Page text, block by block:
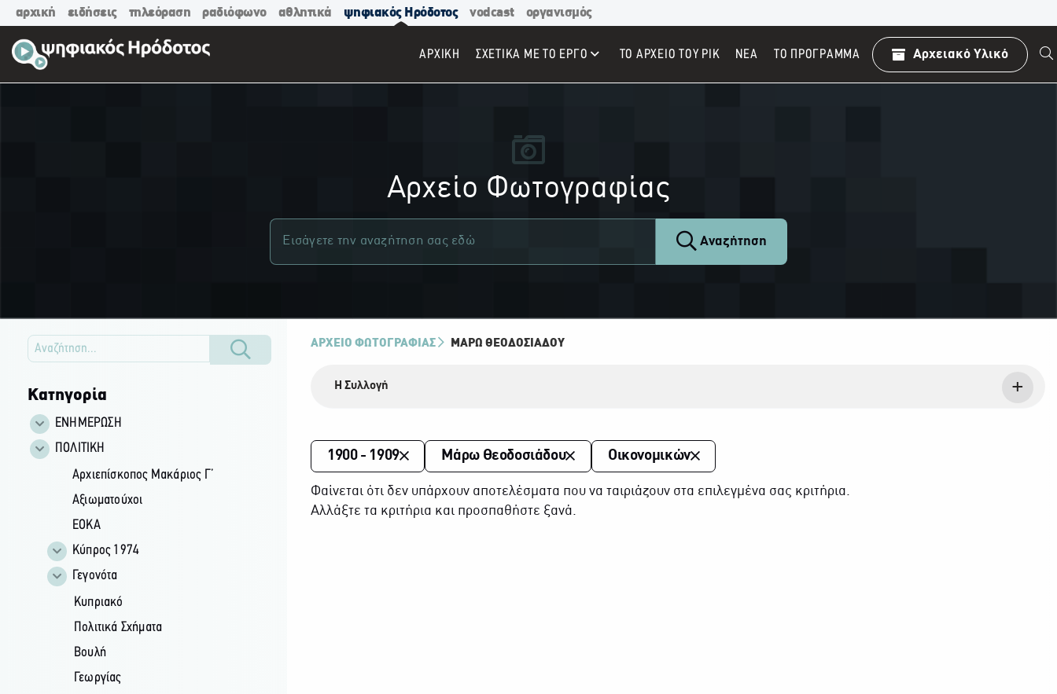
αρχική ειδήσεις τηλεόραση ραδιόφωνο αθλητικά ψηφιακός Ηρόδοτος vodcast οργανισμός
ΑΡΧΙΚΉ ΣΧΕΤΙΚΑ ΜΕ ΤΟ ΕΡΓΟ ΤΟ ΑΡΧΕΙΟ ΤΟΥ ΡΙΚ ΝΕΑ TO ΠΡΌΓΡΑΜΜΑ Αρχειακό Υλικό
Αρχείο Φωτογραφίας
Αναζήτηση
Κατηγορία
ΕΝΗΜΕΡΩΣΗ
ΠΟΛΙΤΙΚΗ
Αρχιεπίσκοπος Μακάριος Γ’
Αξιωματούχοι
ΕΟΚΑ
Κύπρος 1974
Γεγονότα
Κυπριακό
Πολιτικά Σχήματα
Βουλή
Γεωργίας
ΑΡΧΕΙΟ ΦΩΤΟΓΡΑΦΙΑΣ ΜΆΡΩ ΘΕΟΔΟΣΙΆΔΟΥ
Η Συλλογή
1900 - 1909 Μάρω Θεοδοσιάδου Οικονομικών
Φαίνεται ότι δεν υπάρχουν αποτελέσματα που να ταιριάζουν στα επιλεγμένα σας κριτήρια.
Αλλάξτε τα κριτήρια και προσπαθήστε ξανά.